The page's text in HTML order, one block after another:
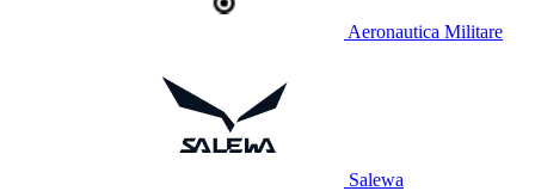
Aeronautica Militare
Salewa